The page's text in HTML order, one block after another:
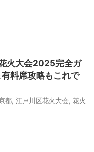
火大会2025完全ガ
料席攻略もこれで
都 江戸川区花火大会 花火